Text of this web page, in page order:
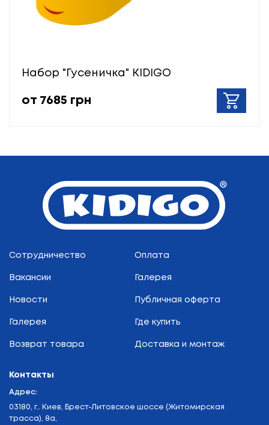
Набор "Гусеничка" KIDIGO
от 7685 грн
Сотрудничество Оплата
Вакансии Галерея
Новости Публичная оферта
Галерея Где купить
Возврат товара Доставка и монтаж
Контакты
Адрес:
03180, г.. Киев, Брест-Литовское шоссе (Житомирская
трасса), 8а,